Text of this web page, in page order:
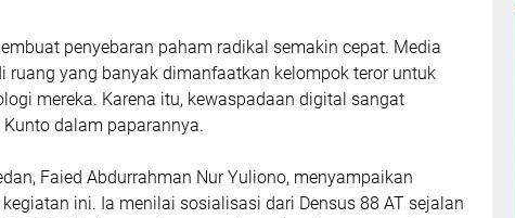
penyebaran paham radikal semakin cepat. Media
ruang yang banyak dimanfaatkan kelompok teror untuk
mereka. Karena itu, kewaspadaan digital sangat
Kunto dalam paparannya.
Faied Abdurrahman Nur Yuliono, menyampaikan
ini. Ia menilai sosialisasi dari Densus 88 AT sejalan